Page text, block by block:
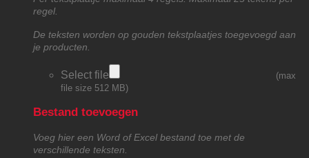
regel.
De teksten worden op gouden tekstplaatjes toegevoegd aan
je producten.
Select file
(max
file size 512 MB)
Bestand toevoegen
Voeg hier een Word of Excel bestand toe met de
verschillende teksten.